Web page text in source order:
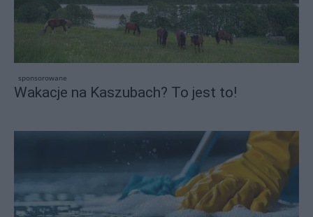
sponsorowane
Wakacje na Kaszubach? To jest to!